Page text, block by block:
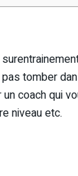
pas tomber
coach qui
niveau etc.